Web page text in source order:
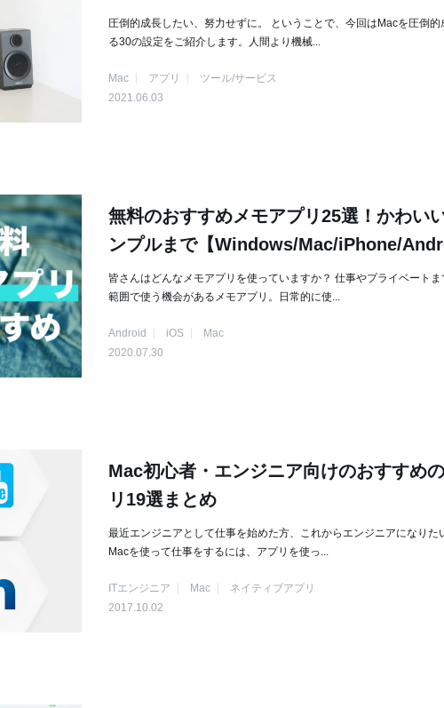
圧倒的成長したい、努力せずに。 ということで、今回はMacを圧倒的
る30の設定をご紹介します。人間より機械...
Mac アプリ
ツール/サービス
2021.06.03
無料のおすすめメモアプリ25選！かわい
ンプルまで【Windows/Mac/iPhone/
皆さんはどんなメモアプリを使っていますか？ 仕事やプライベートま
範囲で使う機会があるメモアプリ。日常的に使...
Android iOS
Mac
2020.07.30
Mac初心者・エンジニア向けのおすすめ
リ19選まとめ
最近エンジニアとして仕事を始めた方、これからエンジニアになりた
Macを使って仕事をするには、アプリを使っ...
ITエンジニア Mac
ネイティブアプリ
2017.10.02